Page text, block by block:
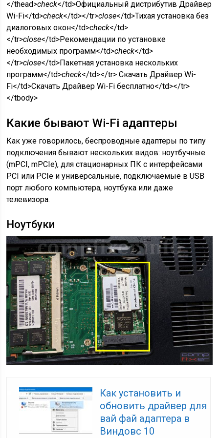
</thead>check</td>Официальный дистрибутив Драйвер
Wi-Fi</td>check</td></tr>close</td>Тихая установка без
диалоговых окон</td>check</td>
</tr>close</td>Рекомендации по установке
необходимых программ</td>check</td>
</tr>close</td>Пакетная установка нескольких
программ</td>check</td></tr> Скачать Драйвер Wi-
Fi</td>Скачать Драйвер Wi-Fi бесплатно</td></tr>
</tbody>
Какие бывают Wi-Fi адаптеры
Как уже говорилось, беспроводные адаптеры по типу
подключения бывают нескольких видов: ноутбучные
(mPCI, mPCIe), для стационарных ПК с интерфейсами
PCI или PCIe и универсальные, подключаемые в USB
порт любого компьютера, ноутбука или даже
телевизора.
Ноутбуки
Как установить и
обновить драйвер для
вай фай адаптера в
Виндовс 10